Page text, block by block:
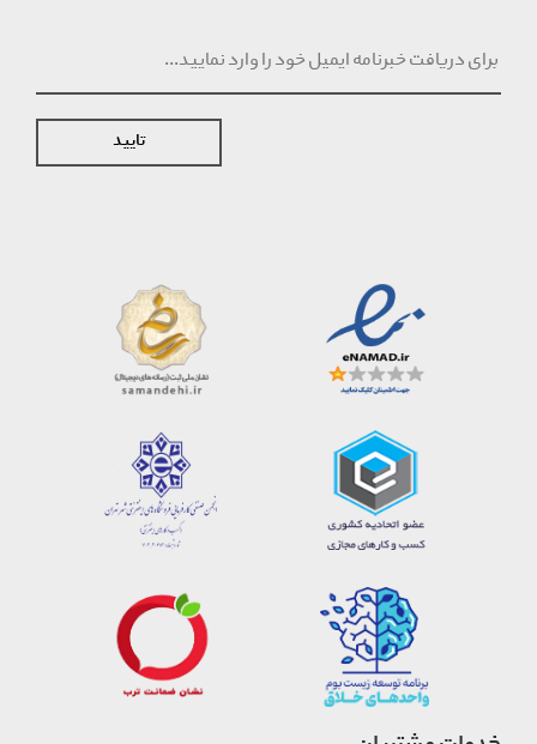
تایید